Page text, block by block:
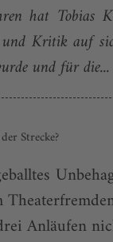
hat Tobias
Kritik auf
und für die...
Strecke?
Anläufen